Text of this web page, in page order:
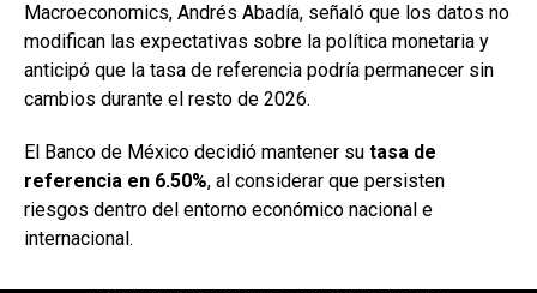
Macroeconomics, Andrés Abadía, señaló que los datos no
modifican las expectativas sobre la política monetaria y
anticipó que la tasa de referencia podría permanecer sin
cambios durante el resto de 2026.
El Banco de México decidió mantener su tasa de
referencia en 6.50%, al considerar que persisten
riesgos dentro del entorno económico nacional e
internacional.